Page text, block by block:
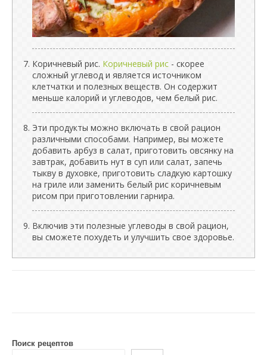
Коричневый рис. Коричневый рис - скорее
сложный углевод и является источником
клетчатки и полезных веществ. Он содержит
меньше калорий и углеводов, чем белый рис.
Эти продукты можно включать в свой рацион
различными способами. Например, вы можете
добавить арбуз в салат, приготовить овсянку на
завтрак, добавить нут в суп или салат, запечь
тыкву в духовке, приготовить сладкую картошку
на гриле или заменить белый рис коричневым
рисом при приготовлении гарнира.
Включив эти полезные углеводы в свой рацион,
вы сможете похудеть и улучшить свое здоровье.
Поиск рецептов